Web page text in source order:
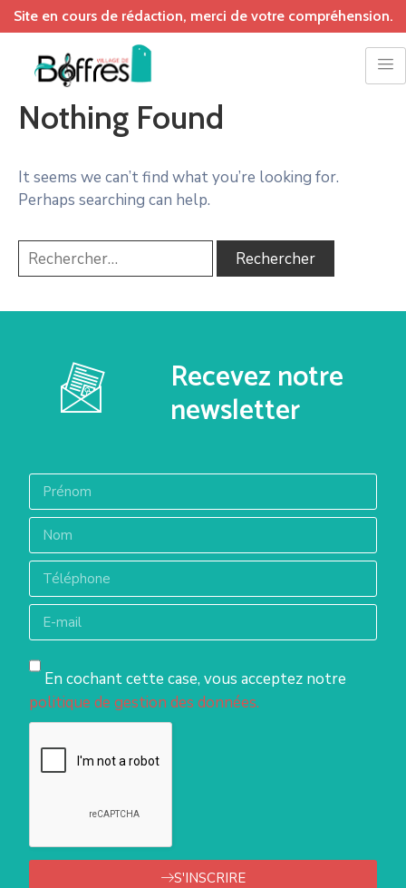
Site en cours de rédaction, merci de votre compréhension.
Nothing Found
It seems we can’t find what you’re looking for.
Perhaps searching can help.
Recevez notre
newsletter
En cochant cette case, vous acceptez notre
politique de gestion des données.
S'INSCRIRE